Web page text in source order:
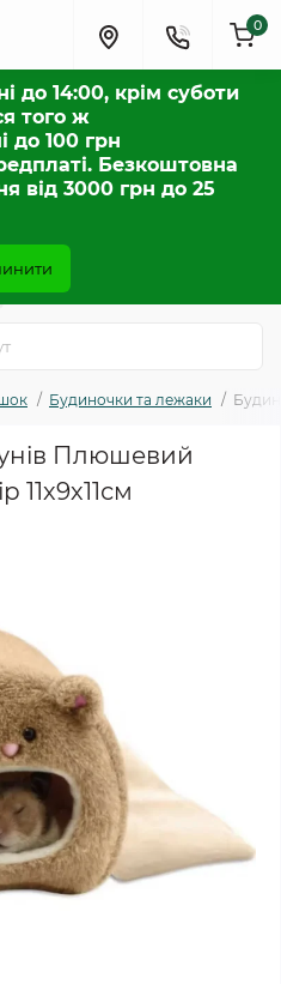
до 14:00, крім суботи
того ж
до 100 грн
Безкоштовна
від 3000 грн до 25
0
Будиночки та лежаки
Плюшевий